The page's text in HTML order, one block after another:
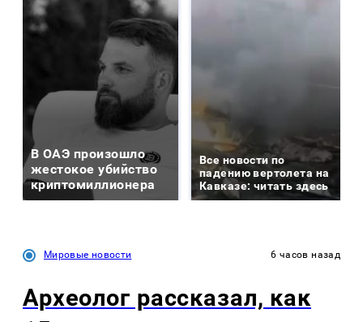
В ОАЭ произошло
жестокое убийство
криптомиллионера
Все новости по
падению вертолета на
Кавказе: читать здесь
Мировые новости 6 часов назад
Археолог рассказал, как